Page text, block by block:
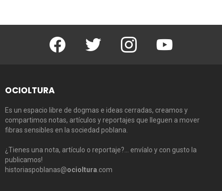
Facebook Twitter Instagram Youtube
OCIOLTURA
Es un espacio libre de dogmas e ideas cerradas, creamos y
compartimos notas, artículos y reportajes que lleguen a mover
fibras sensibles en la sociedad poblana.
¿Tienes una nota, artículo o reportaje?… envíalo y con gusto la
publicamos!
historiaspoblanas@ocioltura .com